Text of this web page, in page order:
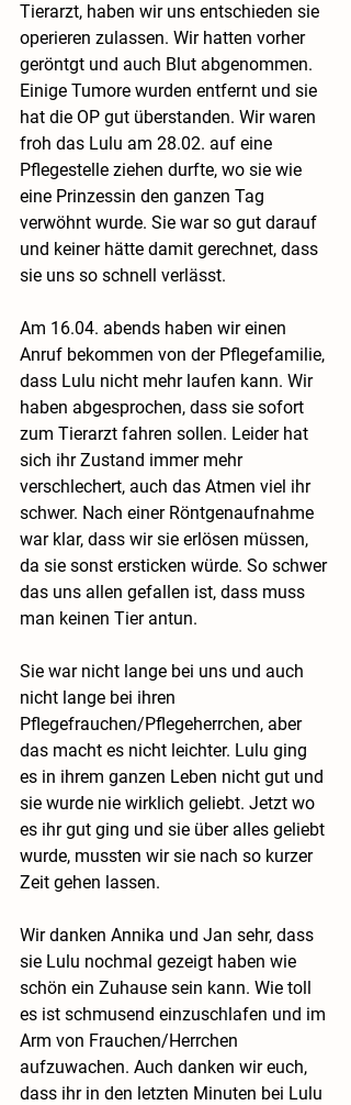
Tierarzt, haben wir uns entschieden sie
operieren zulassen. Wir hatten vorher
geröntgt und auch Blut abgenommen.
Einige Tumore wurden entfernt und sie
hat die OP gut überstanden. Wir waren
froh das Lulu am 28.02. auf eine
Pflegestelle ziehen durfte, wo sie wie
eine Prinzessin den ganzen Tag
verwöhnt wurde. Sie war so gut darauf
und keiner hätte damit gerechnet, dass
sie uns so schnell verlässt.
Am 16.04. abends haben wir einen
Anruf bekommen von der Pflegefamilie,
dass Lulu nicht mehr laufen kann. Wir
haben abgesprochen, dass sie sofort
zum Tierarzt fahren sollen. Leider hat
sich ihr Zustand immer mehr
verschlechert, auch das Atmen viel ihr
schwer. Nach einer Röntgenaufnahme
war klar, dass wir sie erlösen müssen,
da sie sonst ersticken würde. So schwer
das uns allen gefallen ist, dass muss
man keinen Tier antun.
Sie war nicht lange bei uns und auch
nicht lange bei ihren
Pflegefrauchen/Pflegeherrchen, aber
das macht es nicht leichter. Lulu ging
es in ihrem ganzen Leben nicht gut und
sie wurde nie wirklich geliebt. Jetzt wo
es ihr gut ging und sie über alles geliebt
wurde, mussten wir sie nach so kurzer
Zeit gehen lassen.
Wir danken Annika und Jan sehr, dass
sie Lulu nochmal gezeigt haben wie
schön ein Zuhause sein kann. Wie toll
es ist schmusend einzuschlafen und im
Arm von Frauchen/Herrchen
aufzuwachen. Auch danken wir euch,
dass ihr in den letzten Minuten bei Lulu